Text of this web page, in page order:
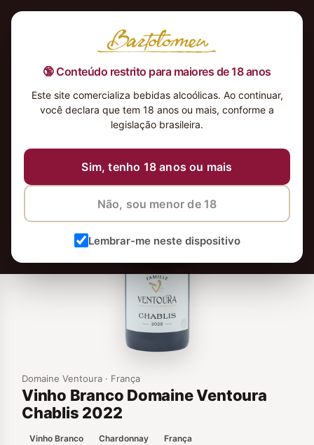
🔞 Conteúdo restrito para maiores de 18 anos
Este site comercializa bebidas alcoólicas. Ao continuar,
você declara que tem 18 anos ou mais, conforme a
legislação brasileira.
Sim, tenho 18 anos ou mais
Não, sou menor de 18
Lembrar-me neste dispositivo
Domaine Ventoura · França
Vinho Branco Domaine Ventoura
Chablis 2022
Vinho Branco Chardonnay França